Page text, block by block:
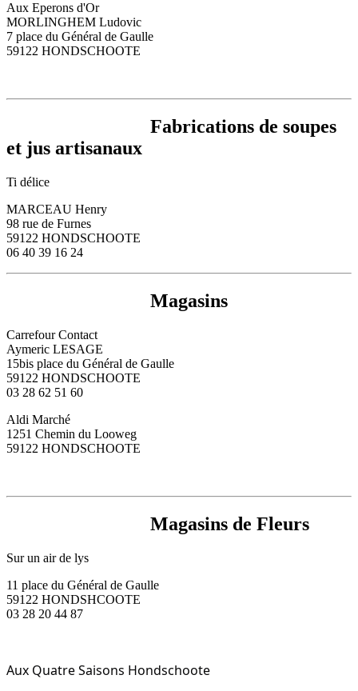
Aux Eperons d'Or
MORLINGHEM Ludovic
7 place du Général de Gaulle
59122 HONDSCHOOTE
Fabrications de soupes
et jus artisanaux
Ti délice
MARCEAU Henry
98 rue de Furnes
59122 HONDSCHOOTE
06 40 39 16 24
Magasins
Carrefour Contact
Aymeric LESAGE
15bis place du Général de Gaulle
59122 HONDSCHOOTE
03 28 62 51 60
Aldi Marché
1251 Chemin du Looweg
59122 HONDSCHOOTE
Magasins de Fleurs
Sur un air de lys
11 place du Général de Gaulle
59122 HONDSHCOOTE
03 28 20 44 87
Aux Quatre Saisons Hondschoote